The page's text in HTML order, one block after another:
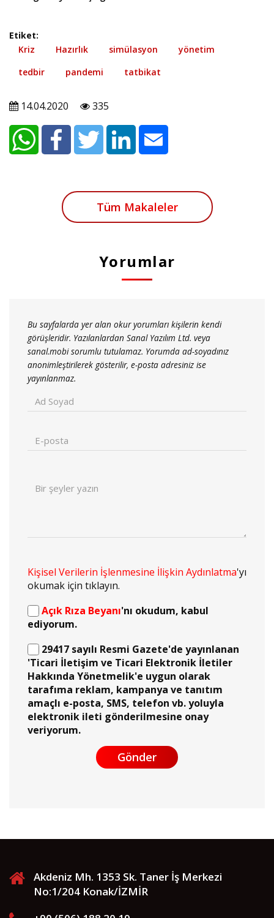
Etiket:
Kriz
Hazırlık simülasyon
yönetim
tedbir
pandemi tatbikat
14.04.2020 335
Tüm Makaleler
Yorumlar
Bu sayfalarda yer alan okur yorumları kişilerin kendi
görüşleridir. Yazılanlardan Sanal Yazılım Ltd. veya
sanal.mobi sorumlu tutulamaz. Yorumda ad-soyadınız
anonimleştirilerek gösterilir, e-posta adresiniz ise
yayınlanmaz.
Kişisel Verilerin İşlenmesine İlişkin Aydınlatma'yı
okumak için tıklayın.
Açık Rıza Beyanı'nı okudum, kabul
ediyorum.
29417 sayılı Resmi Gazete'de yayınlanan
'Ticari İletişim ve Ticari Elektronik İletiler
Hakkında Yönetmelik'e uygun olarak
tarafıma reklam, kampanya ve tanıtım
amaçlı e-posta, SMS, telefon vb. yoluyla
elektronik ileti gönderilmesine onay
veriyorum.
Gönder
Akdeniz Mh. 1353 Sk. Taner İş Merkezi
No:1/204 Konak/İZMİR